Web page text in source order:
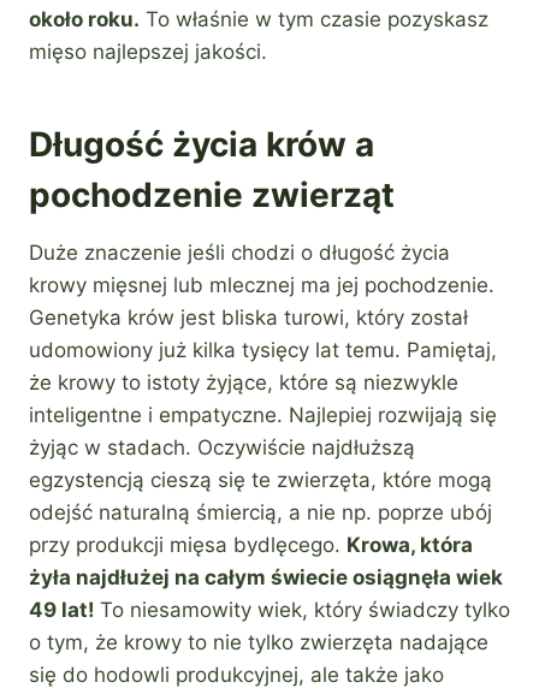
około roku. To właśnie w tym czasie pozyskasz
mięso najlepszej jakości.
Długość życia krów a
pochodzenie zwierząt
Duże znaczenie jeśli chodzi o długość życia
krowy mięsnej lub mlecznej ma jej pochodzenie.
Genetyka krów jest bliska turowi, który został
udomowiony już kilka tysięcy lat temu. Pamiętaj,
że krowy to istoty żyjące, które są niezwykle
inteligentne i empatyczne. Najlepiej rozwijają się
żyjąc w stadach. Oczywiście najdłuższą
egzystencją cieszą się te zwierzęta, które mogą
odejść naturalną śmiercią, a nie np. poprze ubój
przy produkcji mięsa bydlęcego. Krowa, która
żyła najdłużej na całym świecie osiągnęła wiek
49 lat! To niesamowity wiek, który świadczy tylko
o tym, że krowy to nie tylko zwierzęta nadające
się do hodowli produkcyjnej, ale także jako